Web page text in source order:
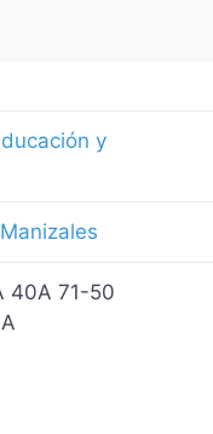
y
40A 71-50